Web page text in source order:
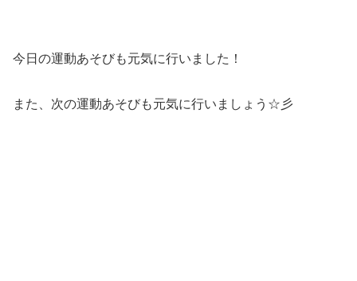
今日の運動あそびも元気に行いました！
また、次の運動あそびも元気に行いましょう☆彡